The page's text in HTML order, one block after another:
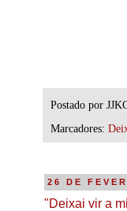
Postado por
Marcadores:
26 DE
"Deixai vir a